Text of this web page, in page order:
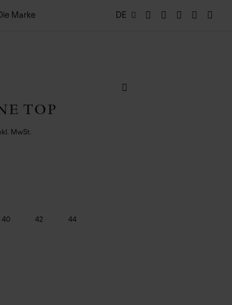
Marke DE
TOP
MwSt.
40 42 44